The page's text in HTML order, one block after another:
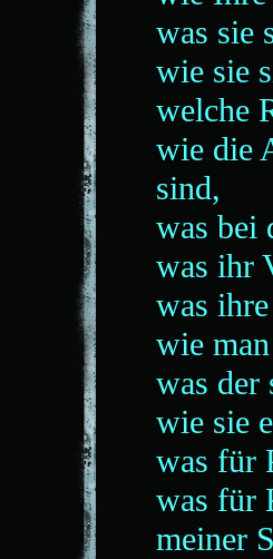
was sie
wie sie
welche
wie die
sind,
was bei
was ihr
was
wie
was der
wie sie
was für
was für
meiner